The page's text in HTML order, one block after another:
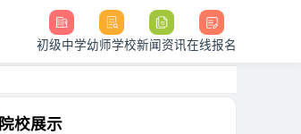
初级中学幼师学校新闻资讯在线报名
院校展示